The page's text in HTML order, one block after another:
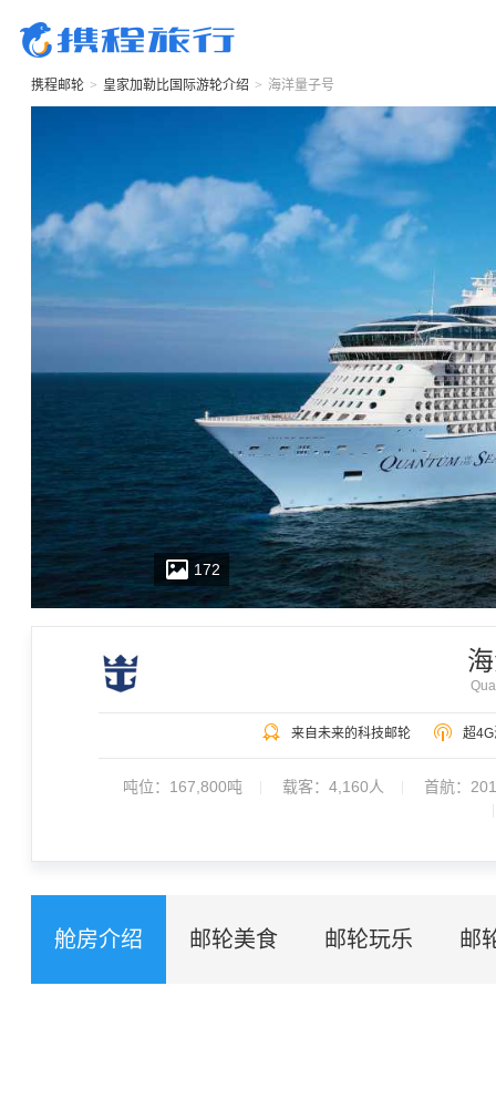
携程邮轮 > 皇家加勒比国际游轮介绍 > 海洋量子号
172
海洋量子号不是一艘简单意义上的新船，她已经超越了人类的想
前一刻还在感叹眼前的一幕，顷刻已经进入下一个完全不同的未
来自未来的科技邮轮 超
吨位： 167,800吨 载客： 4,160人 首航：
舱房介绍 邮轮美食 邮轮玩乐 邮